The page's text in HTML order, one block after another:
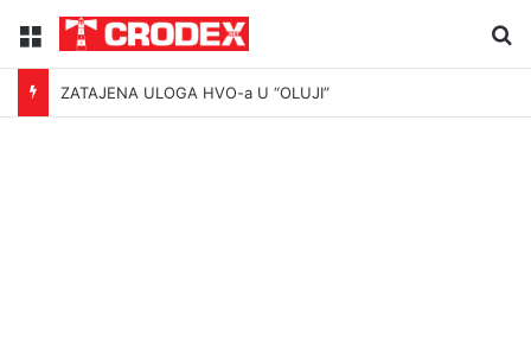
Menu
ZATAJENA ULOGA HVO-a U “OLUJI”